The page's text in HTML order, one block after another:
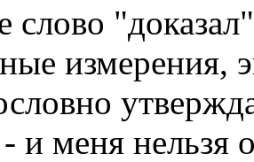
слово
измерения,
и меня нельзя